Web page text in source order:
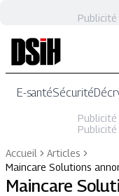
Publicité
E-santéSécurité
Publicité
Publicité
Accueil
Articles
Maincare Solutions
Maincare